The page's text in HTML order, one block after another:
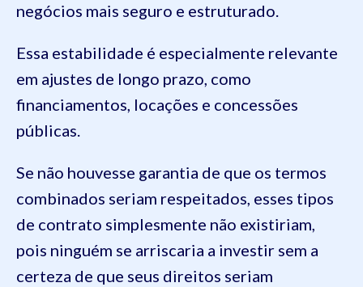
negócios mais seguro e estruturado.
Essa estabilidade é especialmente relevante
em ajustes de longo prazo, como
financiamentos, locações e concessões
públicas.
Se não houvesse garantia de que os termos
combinados seriam respeitados, esses tipos
de contrato simplesmente não existiriam,
pois ninguém se arriscaria a investir sem a
certeza de que seus direitos seriam